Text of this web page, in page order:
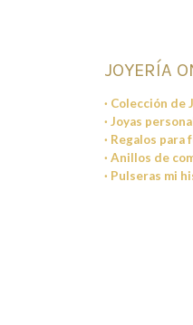
JOYERÍA
· Colección de
· Joyas
· Regalos para
· Anillos de
· Pulseras mi